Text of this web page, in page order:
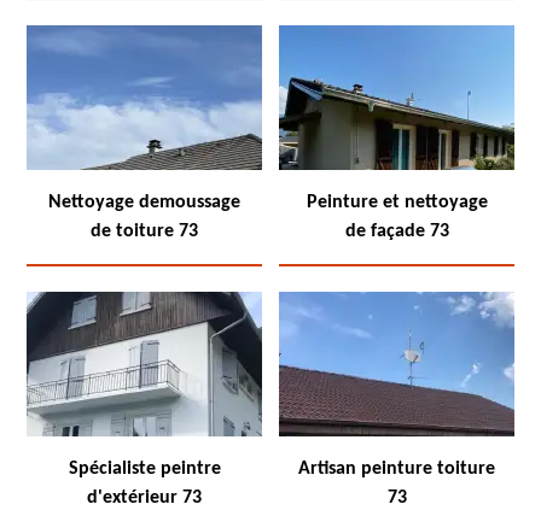
Nettoyage demoussage
de toiture 73
Peinture et nettoyage
de façade 73
Spécialiste peintre
d'extérieur 73
Artisan peinture toiture
73